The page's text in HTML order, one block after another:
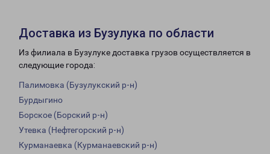
Доставка из Бузулука по области
Из филиала в Бузулуке доставка грузов осуществляется в
следующие города:
Палимовка (Бузулукский р-н)
Бурдыгино
Борское (Борский р-н)
Утевка (Нефтегорский р-н)
Курманаевка (Курманаевский р-н)